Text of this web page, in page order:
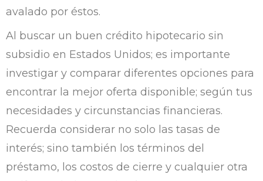
avalado por éstos.
Al buscar un buen crédito hipotecario sin
subsidio en Estados Unidos; es importante
investigar y comparar diferentes opciones para
encontrar la mejor oferta disponible; según tus
necesidades y circunstancias financieras.
Recuerda considerar no solo las tasas de
interés; sino también los términos del
préstamo, los costos de cierre y cualquier otra